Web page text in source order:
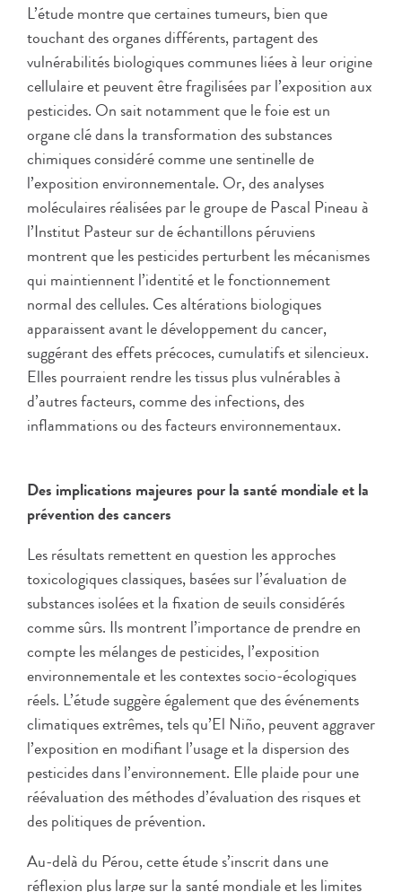
L’étude montre que certaines tumeurs, bien que
touchant des organes différents, partagent des
vulnérabilités biologiques communes liées à leur origine
cellulaire et peuvent être fragilisées par l’exposition aux
pesticides. On sait notamment que le foie est un
organe clé dans la transformation des substances
chimiques considéré comme une sentinelle de
l’exposition environnementale. Or, des analyses
moléculaires réalisées par le groupe de Pascal Pineau à
l’Institut Pasteur sur de échantillons péruviens
montrent que les pesticides perturbent les mécanismes
qui maintiennent l’identité et le fonctionnement
normal des cellules. Ces altérations biologiques
apparaissent avant le développement du cancer,
suggérant des effets précoces, cumulatifs et silencieux.
Elles pourraient rendre les tissus plus vulnérables à
d’autres facteurs, comme des infections, des
inflammations ou des facteurs environnementaux.
Des implications majeures pour la santé mondiale et la
prévention des cancers
Les résultats remettent en question les approches
toxicologiques classiques, basées sur l’évaluation de
substances isolées et la fixation de seuils considérés
comme sûrs. Ils montrent l’importance de prendre en
compte les mélanges de pesticides, l’exposition
environnementale et les contextes socio-écologiques
réels. L’étude suggère également que des événements
climatiques extrêmes, tels qu’El Niño, peuvent aggraver
l’exposition en modifiant l’usage et la dispersion des
pesticides dans l’environnement. Elle plaide pour une
réévaluation des méthodes d’évaluation des risques et
des politiques de prévention.
Au-delà du Pérou, cette étude s’inscrit dans une
réflexion plus large sur la santé mondiale et les limites